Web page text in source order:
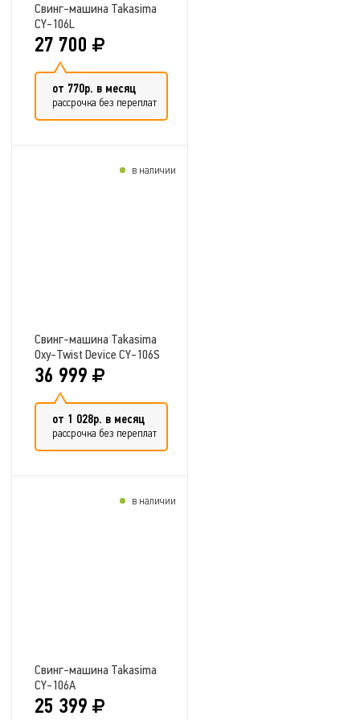
Свинг-машина Takasima
CY-106L
27 700
от 770р. в месяц
рассрочка без переплат
Свинг-машина Takasima
Oxy-Twist Device CY-106S
36 999
от 1 028р. в месяц
рассрочка без переплат
в наличии
Свинг-машина Takasima
CY-106A
25 399
в наличии